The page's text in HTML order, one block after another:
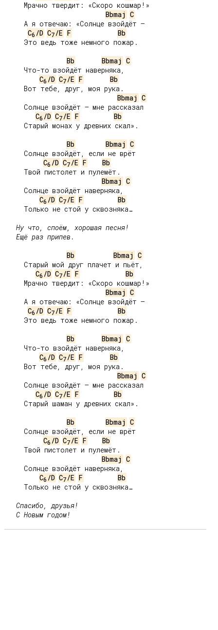
Bbmaj C
C6 /D C7/E F
Bb
Bb
Bbmaj C
C6 /D C7/E F
Bb
Bbmaj C
C6 /D C7/E F
Bb
Bb
Bbmaj C
C6 /D C7/E F
Bb
Bbmaj C
C6 /D C7/E F
Bb
Ну что, споём, хорошая песня!
   Ещё раз припев.
Bb
Bbmaj C
C6 /D C7/E F
Bb
Bbmaj C
C6 /D C7/E F
Bb
Bb
Bbmaj C
C6 /D C7/E F
Bb
Bbmaj C
C6 /D C7/E F
Bb
Bb
Bbmaj C
C6 /D C7/E F
Bb
Bbmaj C
C6 /D C7/E F
Bb
Спасибо, друзья!
   С Новым годом!